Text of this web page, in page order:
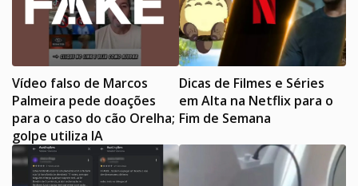
Vídeo falso de Marcos
Palmeira pede doações
para o caso do cão Orelha;
golpe utiliza IA
Dicas de Filmes e Séries
em Alta na Netflix para o
Fim de Semana